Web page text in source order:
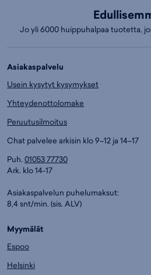
Jo yli 6000 huippuhalpaa tuotetta,
Asiakaspalvelu
Usein kysytyt kysymykset
Yhteydenottolomake
Peruutusilmoitus
Chat palvelee arkisin klo 9–12 ja 14–17
Puh. 01053 77730
Ark. klo 14-17
Asiakaspalvelun puhelumaksut:
8,4 snt/min. (sis. ALV)
Myymälät
Espoo
Helsinki